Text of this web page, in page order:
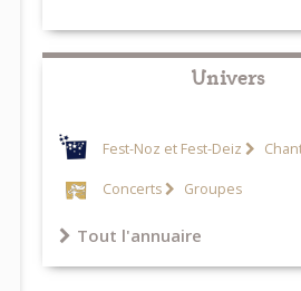
Univers
Fest-Noz et Fest-Deiz
Concerts Groupes
Tout l'annuaire